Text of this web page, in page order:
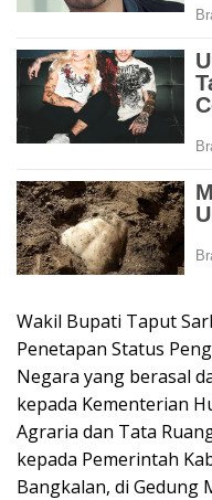
Wakil Bupati Taput
Penetapan Status
Negara yang berasal
kepada Kementerian
Agraria dan Tata
kepada Pemerintah
Bangkalan, di Gedung